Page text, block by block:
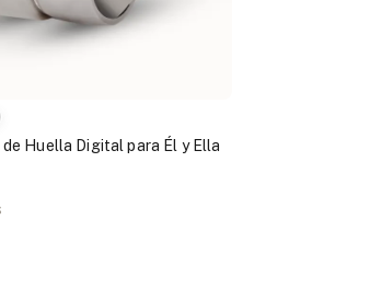
Huella Digital para Él y Ella